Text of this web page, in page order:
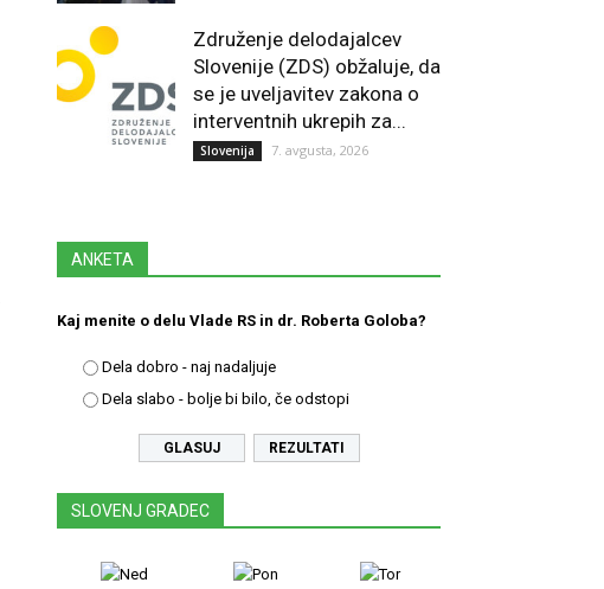
Združenje delodajalcev
Slovenije (ZDS) obžaluje, da
se je uveljavitev zakona o
interventnih ukrepih za...
Slovenija 7. avgusta, 2026
ANKETA
Kaj menite o delu Vlade RS in dr. Roberta Goloba?
Dela dobro - naj nadaljuje
Dela slabo - bolje bi bilo, če odstopi
REZULTATI
SLOVENJ GRADEC